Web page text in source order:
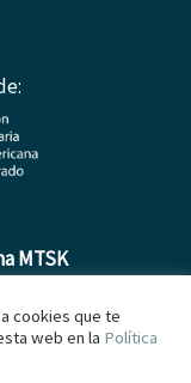
MTSK
cookies que te
web en la Política